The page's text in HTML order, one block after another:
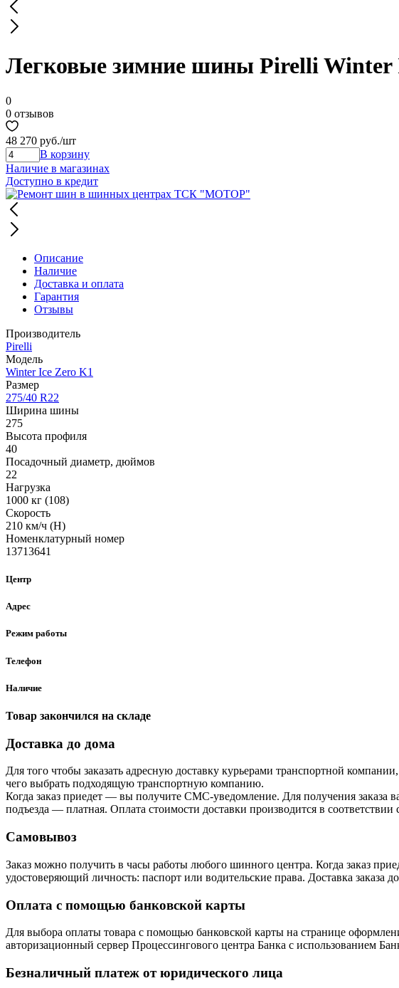
Легковые зимние шины Pirelli Winter
0
0 отзывов
48 270 руб./шт
В корзину
Наличие в магазинах
Доступно в кредит
Описание
Наличие
Доставка и оплата
Гарантия
Отзывы
Производитель
Pirelli
Модель
Winter Ice Zero K1
Размер
275/40 R22
Ширина шины
275
Высота профиля
40
Посадочный диаметр, дюймов
22
Нагрузка
1000 кг (108)
Скорость
210 км/ч (H)
Номенклатурный номер
13713641
Центр
Адрес
Режим работы
Телефон
Наличие
Товар закончился на складе
Доставка до дома
Для того чтобы заказать адресную доставку курьерами транспортной
чего выбрать подходящую транспортную компанию.
Когда заказ приедет — вы получите СМС-уведомление. Для получения заказа
подъезда — платная. Оплата стоимости доставки производится в
Самовывоз
Заказ можно получить в часы работы любого шинного центра. Когда заказ
удостоверяющий личность: паспорт или водительские права. Доставка заказа
Оплата с помощью банковской карты
Для выбора оплаты товара с помощью банковской карты на странице
авторизационный сервер Процессингового центра Банка с использованием
Безналичный платеж от юридического лица